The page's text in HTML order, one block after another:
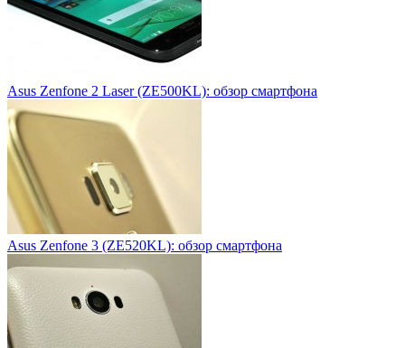
Asus Zenfone 2 Laser (ZE500KL): обзор смартфона
Asus Zenfone 3 (ZE520KL): обзор смартфона